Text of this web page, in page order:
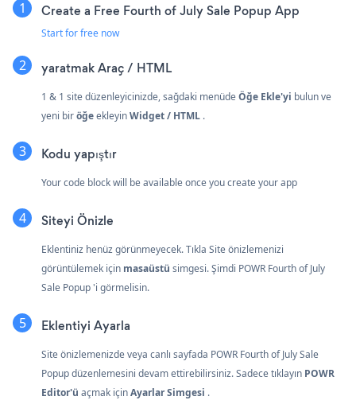
Create a Free Fourth of July Sale Popup App
Start for free now
yaratmakAraç / HTML
1 & 1 site düzenleyicinizde, sağdaki menüdeÖğe Ekle'yi bulun ve
yeni biröğeekleyinWidget / HTML .
Kodu yapıştır
Your code block will be available once you create your app
Siteyi Önizle
Eklentiniz henüz görünmeyecek. Tıkla Site önizlemenizi
görüntülemek için masaüstü simgesi. Şimdi POWR Fourth of July
Sale Popup 'i görmelisin.
Eklentiyi Ayarla
Site önizlemenizde veya canlı sayfada POWR Fourth of July Sale
Popup düzenlemesini devam ettirebilirsiniz. Sadece tıklayın POWR
Editor'ü açmak içinAyarlar Simgesi .